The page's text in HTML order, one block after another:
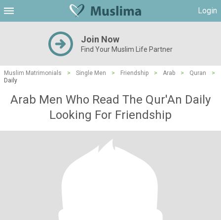
Login
Join Now
Find Your Muslim Life Partner
Muslim Matrimonials > Single Men > Friendship > Arab > Quran
>
Daily
Arab Men Who Read The Qur'An Daily
Looking For Friendship